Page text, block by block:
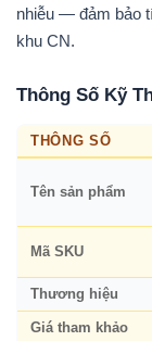
nhiễu — đảm bảo
khu CN.
Thông Số Kỹ
THÔNG SỐ
Tên sản phẩm
Mã SKU
Thương hiệu
Giá tham khảo